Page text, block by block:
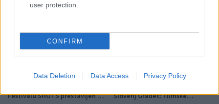
user protection.
CONFIRM
Data Deletion Data Access Privacy Policy
Plohe in nevihte bodo do
Festivalu SHOTS prestavljen na
Slovenj Gradec: Filmske